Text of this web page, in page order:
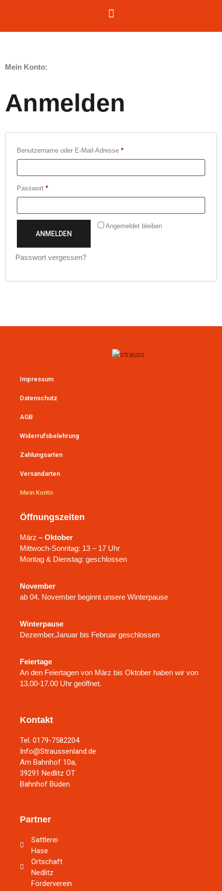
Mein Konto:
Anmelden
Benutzername oder E-Mail-Adresse *
Passwort *
Angemeldet bleiben
ANMELDEN
Passwort vergessen?
Kontakt
Tel. 0179-7582204
Info@Straussenland.de
Am Bahnhof 10a,
39291 Nedlitz OT
Bahnhof Büden
Partner
Sattlerei
Hase
Ortschaft
Nedlitz
Förderverein
Öffnungszeiten
März – Oktober
Mittwoch-Sonntag: 13 – 17 Uhr
Montag & Dienstag: geschlossen
November
ab 04. November beginnt unsere Winterpause
Winterpause
Dezember,Januar bis Februar geschlossen
Feiertage
An den Feiertagen von März bis Oktober haben wir von
13.00-17.00 Uhr geöffnet.
Impressum
Datenschutz
AGB
Widerrufsbelehrung
Zahlungsarten
Versandarten
Mein Konto